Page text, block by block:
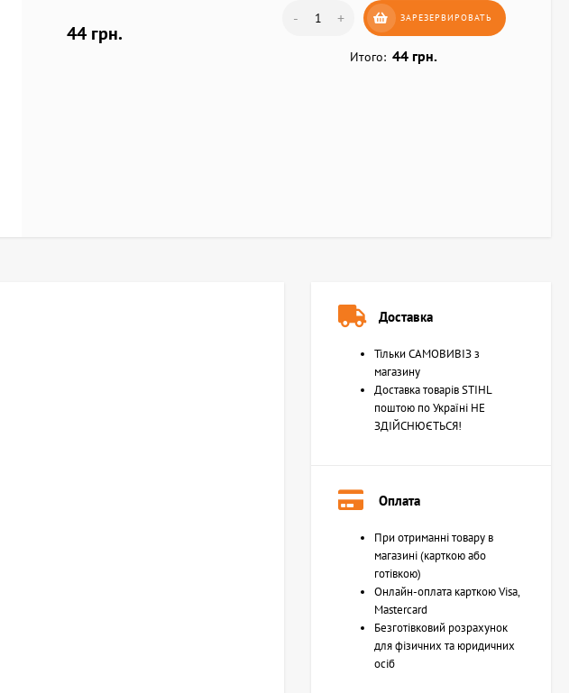
44 грн.
- + ЗАРЕЗЕРВИРОВАТЬ
Итого: 44 грн.
Доставка
Тільки САМОВИВІЗ з
магазину
Доставка товарів STIHL
поштою по Україні НЕ
ЗДІЙСНЮЄТЬСЯ!
Оплата
При отриманні товару в
магазині (карткою або
готівкою)
Онлайн-оплата карткою Visa,
Mastercard
Безготівковий розрахунок
для фізичних та юридичних
осіб